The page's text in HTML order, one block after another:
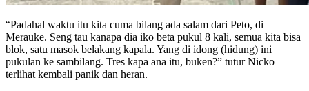
“Padahal waktu itu kita cuma bilang ada salam dari Peto, di
Merauke. Seng tau kanapa dia iko beta pukul 8 kali, semua kita bisa
blok, satu masok belakang kapala. Yang di idong (hidung) ini
pukulan ke sambilang. Tres kapa ana itu, buken?” tutur Nicko
terlihat kembali panik dan heran.